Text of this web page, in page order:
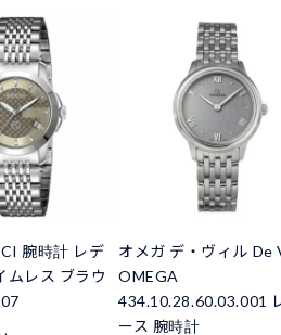
腕時計 レデ
ムレス ブラウ
オメガ デ・ヴィル De
OMEGA
434.10.28.60.03.001
ース 腕時計